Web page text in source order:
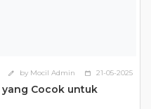
edit by Mocil Admin calendar_today 21-05-2025
yang Cocok untuk